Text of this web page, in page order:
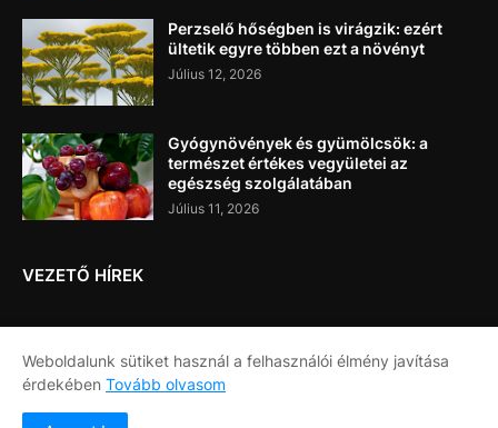
Perzselő hőségben is virágzik: ezért
ültetik egyre többen ezt a növényt
Július 12, 2026
Gyógynövények és gyümölcsök: a
természet értékes vegyületei az
egészség szolgálatában
Július 11, 2026
VEZETŐ HÍREK
Címlap Rólunk
Weboldalunk sütiket használ a felhasználói élmény javítása
érdekében Tovább olvasom